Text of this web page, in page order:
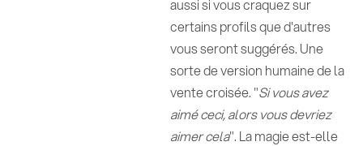
aussi si vous craquez sur
certains profils que d'autres
vous seront suggérés. Une
sorte de version humaine de la
vente croisée. "Si vous avez
aimé ceci, alors vous devriez
aimer cela". La magie est-elle